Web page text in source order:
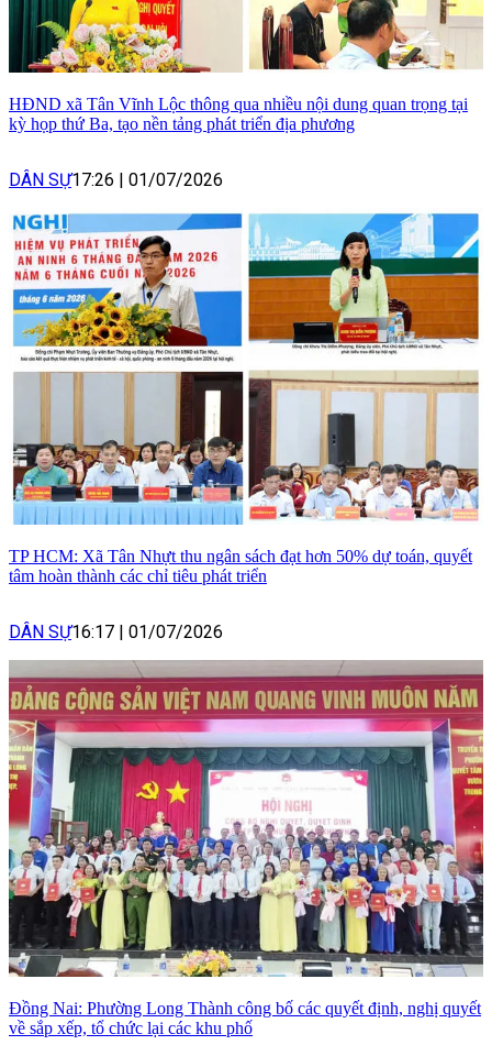
HĐND xã Tân Vĩnh Lộc thông qua nhiều nội dung quan trọng tại
kỳ họp thứ Ba, tạo nền tảng phát triển địa phương
DÂN SỰ17:26 | 01/07/2026
TP HCM: Xã Tân Nhựt thu ngân sách đạt hơn 50% dự toán, quyết
tâm hoàn thành các chỉ tiêu phát triển
DÂN SỰ16:17 | 01/07/2026
Đồng Nai: Phường Long Thành công bố các quyết định, nghị quyết
về sắp xếp, tổ chức lại các khu phố